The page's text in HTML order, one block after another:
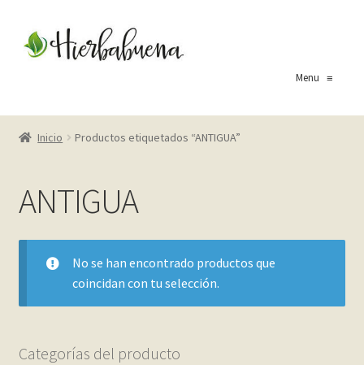
aal
Menu≡
Inicio
Blog
Carrito
Inicio Productos etiquetados “ANTIGUA”
ANTIGUA
No se han encontrado productos que
coincidan con tu selección.
Categorías del producto